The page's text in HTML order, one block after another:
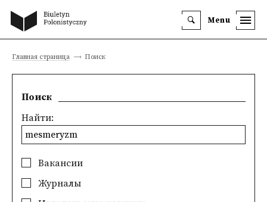
Menu
Главная страница Поиск
Поиск
Найти:
Вакансии
Журналы